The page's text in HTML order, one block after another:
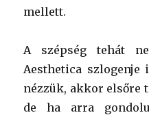
mellett.
A szépség tehát
Aesthetica szlogenje
nézzük, akkor elsőre
de ha arra